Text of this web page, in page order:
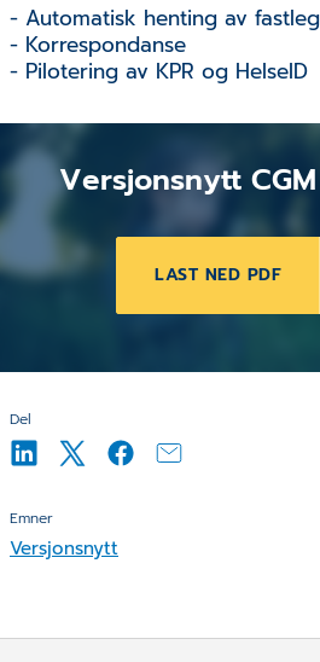
Del
Emner
Versjonsnytt
- Automatisk henting av
- Korrespondanse
- Pilotering av KPR og HelseID
Versjonsnytt
LAST NED PDF